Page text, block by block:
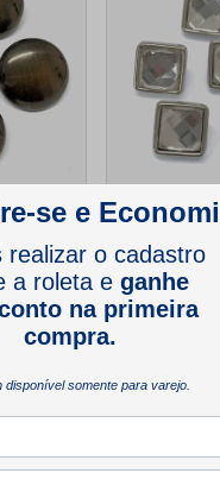
pacote
Botao de
BT3176
com 50un